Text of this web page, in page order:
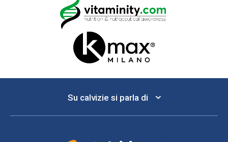
Su calvizie si parla di